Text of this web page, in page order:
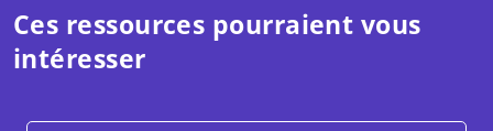
Ces ressources pourraient vous
intéresser